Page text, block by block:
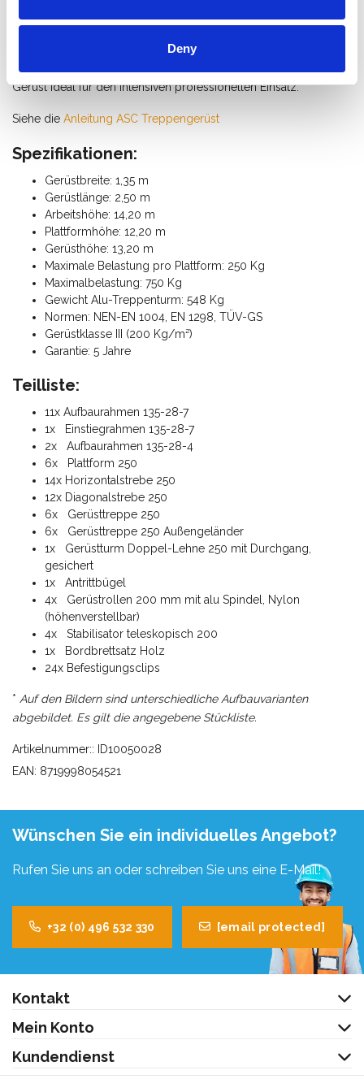
Deny
Mit dem ASC Treppenturm entscheiden Sie sich für Sicherheit,
Benutzerfreundlichkeit und Langlebigkeit. Die Kombination aus
stabilem Treppen und hochwertigen Materialien macht dieses
Gerüst ideal für den intensiven professionellen Einsatz.
Siehe die Anleitung ASC Treppengerüst
Spezifikationen:
Gerüstbreite: 1,35 m
Gerüstlänge: 2,50 m
Arbeitshöhe: 14,20 m
Plattformhöhe: 12,20 m
Gerüsthöhe: 13,20 m
Maximale Belastung pro Plattform: 250 Kg
Maximalbelastung: 750 Kg
Gewicht Alu-Treppenturm: 548 Kg
Normen: NEN-EN 1004, EN 1298, TÜV-GS
Gerüstklasse III (200 Kg/m²)
Garantie: 5 Jahre
Teilliste:
11x Aufbaurahmen 135-28-7
1x Einstiegrahmen 135-28-7
2x Aufbaurahmen 135-28-4
6x Plattform 250
14x Horizontalstrebe 250
12x Diagonalstrebe 250
6x Gerüsttreppe 250
6x Gerüsttreppe 250 Außengeländer
1x Gerüstturm Doppel-Lehne 250 mit Durchgang,
gesichert
1x Antrittbügel
4x Gerüstrollen 200 mm mit alu Spindel, Nylon
(höhenverstellbar)
4x Stabilisator teleskopisch 200
1x Bordbrettsatz Holz
24x Befestigungsclips
* Auf den Bildern sind unterschiedliche Aufbauvarianten
abgebildet. Es gilt die angegebene Stückliste.
Artikelnummer:: ID10050028
EAN: 8719998054521
Wünschen Sie ein individuelles Angebot?
Rufen Sie uns an oder schreiben Sie uns eine E-Mail!
+32 (0) 496 532 330 [email protected]
Kontakt
Mein Konto
Kundendienst